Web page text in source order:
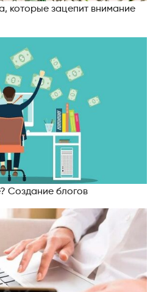
которые зацепит внимание
Создание блогов